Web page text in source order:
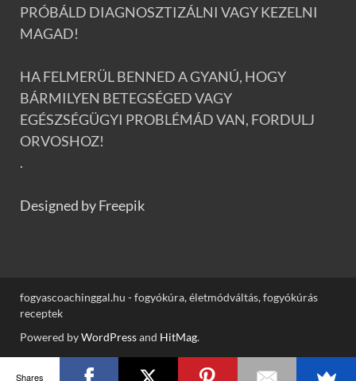
PRÓBÁLD DIAGNOSZTIZÁLNI VAGY KEZELNI
MAGAD!
HA FELMERÜL BENNED A GYANÚ, HOGY
BÁRMILYEN BETEGSÉGED VAGY
EGÉSZSÉGÜGYI PROBLÉMÁD VAN, FORDULJ
ORVOSHOZ!
.
Designed by Freepik
fogyascoachinggal.hu - fogyókúra, életmódváltás, fogyókúrás
receptek
Powered byWordPressand HitMag.
Shares